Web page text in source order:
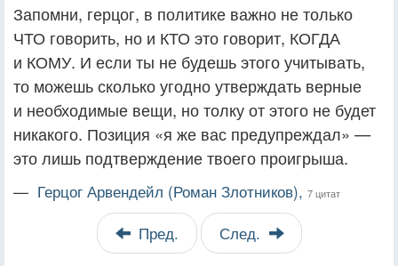
Запомни, герцог, в политике важно не только
ЧТО говорить, но и КТО это говорит, КОГДА
и КОМУ. И если ты не будешь этого учитывать,
то можешь сколько угодно утверждать верные
и необходимые вещи, но толку от этого не будет
никакого. Позиция «я же вас предупреждал» —
это лишь подтверждение твоего проигрыша.
— Герцог Арвендейл (Роман Злотников), 7 цитат
Пред. След.